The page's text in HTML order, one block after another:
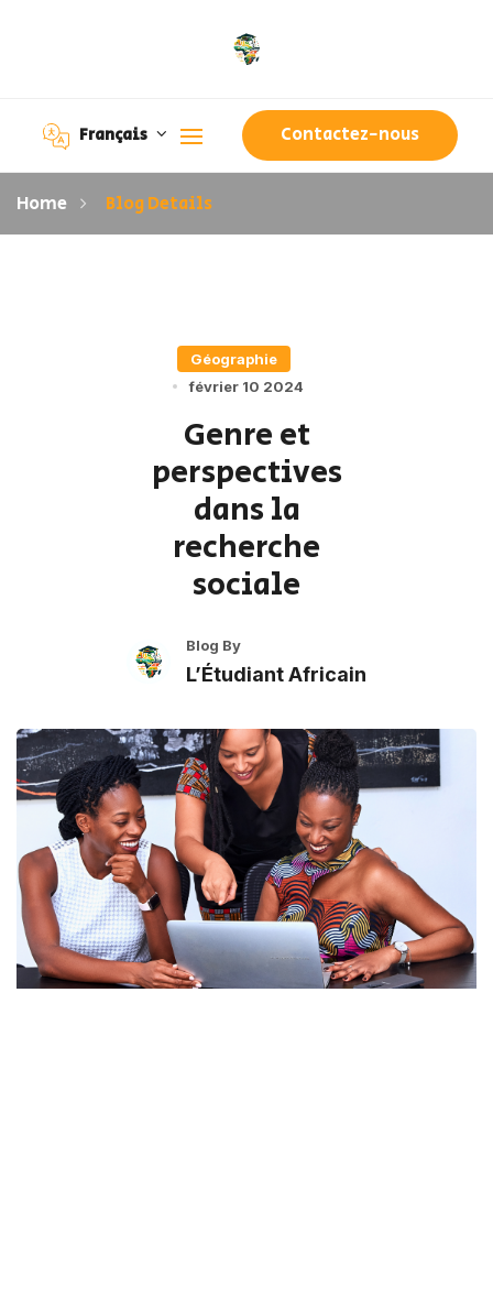
Français Contactez-nous
Home Blog Details
Géographie
février 10 2024
Genre et
perspectives
dans la
recherche
sociale
Blog By
L’Étudiant Africain